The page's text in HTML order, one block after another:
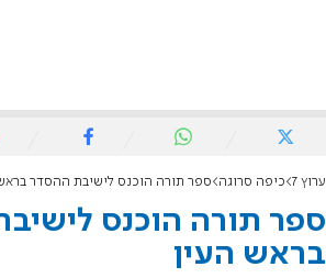
ערוץ 7 כיפה סרוגה ספר תורה הוכנס לישיבת ההסדר
ספר תורה הוכנס
בראש העין